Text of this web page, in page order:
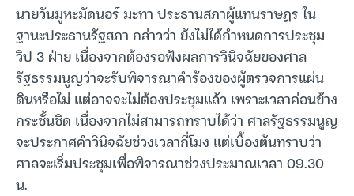
นายวันมูหะมัดนอร์ มะทา ประธานสภาผู้แทนราษฎร ใน
ฐานะประธานรัฐสภา กล่าวว่า ยังไม่ได้กำหนดการประชุม
วิป 3 ฝ่าย เนื่องจากต้องรอฟังผลการวินิจฉัยของศาล
รัฐธรรมนูญว่าจะรับพิจารณาคำร้องของผู้ตรวจการแผ่น
ดินหรือไม่ แต่อาจจะไม่ต้องประชุมแล้ว เพราะเวลาค่อนข้าง
กระชั้นชิด เนื่องจากไม่สามารถทราบได้ว่า ศาลรัฐธรรมนูญ
จะประกาศคำวินิจฉัยช่วงเวลากี่โมง แต่เบื้องต้นทราบว่า
ศาลจะเริ่มประชุมเพื่อพิจารณาช่วงประมาณเวลา 09.30
น.